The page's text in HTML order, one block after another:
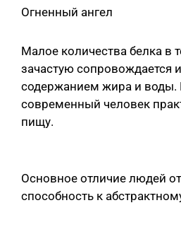
Огненный ангел
Малое количества белка в
зачастую сопровождается
содержанием жира и воды.
современный человек
пищу.
Основное отличие людей
способность к